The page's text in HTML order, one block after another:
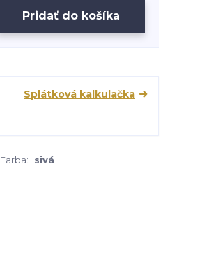
Pridať do košíka
Splátková kalkulačka
Farba:
sivá